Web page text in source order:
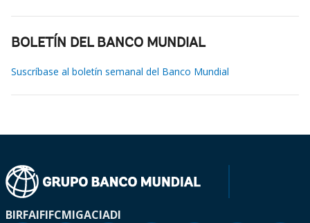
BOLETÍN DEL BANCO MUNDIAL
Suscríbase al boletín semanal del Banco Mundial
BIRFAIFIFCMIGACIADI